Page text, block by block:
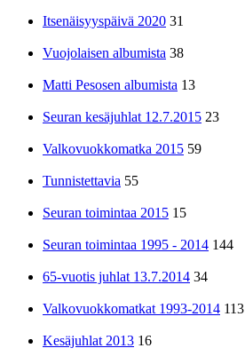
Itsenäisyyspäivä 2020 31
Vuojolaisen albumista 38
Matti Pesosen albumista 13
Seuran kesäjuhlat 12.7.2015 23
Valkovuokkomatka 2015 59
Tunnistettavia 55
Seuran toimintaa 2015 15
Seuran toimintaa 1995 - 2014 144
65-vuotis juhlat 13.7.2014 34
Valkovuokkomatkat 1993-2014 113
Kesäjuhlat 2013 16